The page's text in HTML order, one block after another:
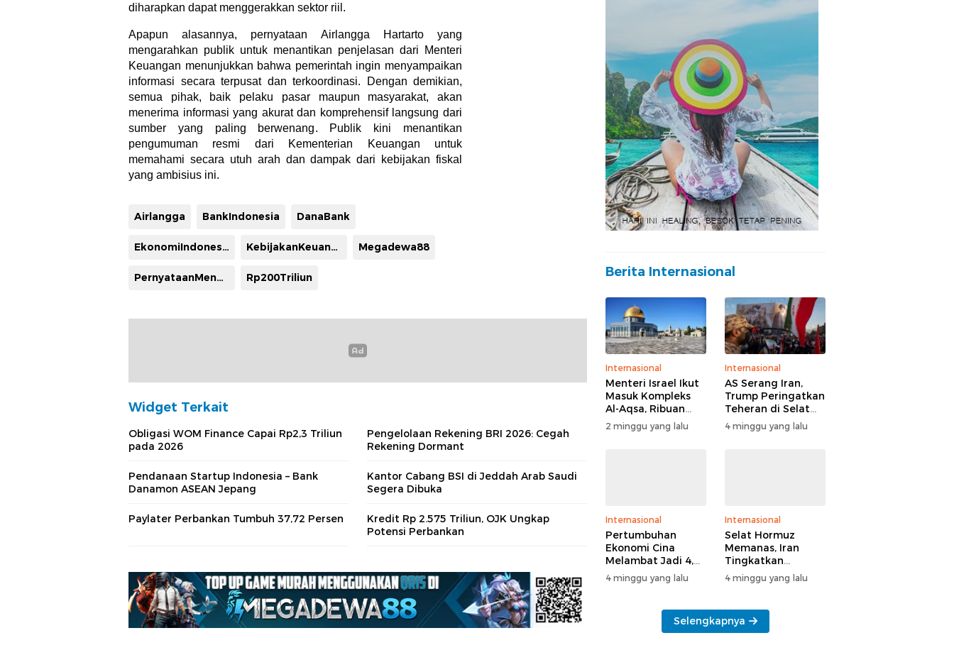
diharapkan dapat menggerakkan sektor riil.
Apapun alasannya, pernyataan Airlangga Hartarto yang
mengarahkan publik untuk menantikan penjelasan dari Menteri
Keuangan menunjukkan bahwa pemerintah ingin menyampaikan
informasi secara terpusat dan terkoordinasi. Dengan demikian,
semua pihak, baik pelaku pasar maupun masyarakat, akan
menerima informasi yang akurat dan komprehensif langsung dari
sumber yang paling berwenang. Publik kini menantikan
pengumuman resmi dari Kementerian Keuangan untuk
memahami secara utuh arah dan dampak dari kebijakan fiskal
yang ambisius ini.
Airlangga BankIndonesia DanaBank
EkonomiIndonesia KebijakanKeuangan Megadewa88
PernyataanMenkeu Rp200Triliun
Widget Terkait
Obligasi WOM Finance Capai Rp2,3 Triliun
pada 2026
Pengelolaan Rekening BRI 2026: Cegah
Rekening Dormant
Pendanaan Startup Indonesia – Bank
Danamon ASEAN Jepang
Kantor Cabang BSI di Jeddah Arab Saudi
Segera Dibuka
Paylater Perbankan Tumbuh 37,72 Persen
Kredit Rp 2.575 Triliun, OJK Ungkap
Potensi Perbankan
Berita Internasional
Internasional
Menteri Israel Ikut
Masuk Kompleks
Al-Aqsa, Ribuan
Massa Yahudi Gelar
Ritual di Tengah
2 minggu yang lalu
Internasional
AS Serang Iran,
Trump Peringatkan
Teheran di Selat
Hormuz
4 minggu yang lalu
Internasional
Pertumbuhan
Ekonomi Cina
Melambat Jadi 4,3
Persen
4 minggu yang lalu
Internasional
Selat Hormuz
Memanas, Iran
Tingkatkan
Tekanan ke AS
4 minggu yang lalu
Selengkapnya